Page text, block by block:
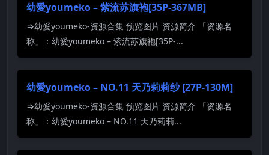
幼愛youmeko – 紫流苏旗袍[35P-367MB]
⇒幼愛youmeko-资源合集 预览图片 资源简介 「资源名
称」：幼愛youmeko – 紫流苏旗袍[35P-...
幼愛youmeko – NO.11 天乃莉莉纱 [27P-130M]
⇒幼愛youmeko-资源合集 预览图片 资源简介 「资源名
称」：幼愛youmeko – NO.11 天乃莉莉...